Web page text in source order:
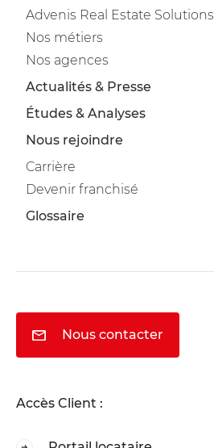
Advenis Real Estate Solutions
Nos métiers
Nos agences
Actualités & Presse
Études & Analyses
Nous rejoindre
Carrière
Devenir franchisé
Glossaire
Nous contacter
Accès Client :